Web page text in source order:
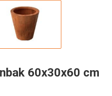
60x30x60 cm